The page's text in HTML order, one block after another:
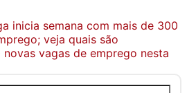
inicia semana com mais de 300
veja quais são
vagas de emprego nesta